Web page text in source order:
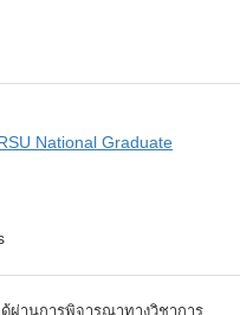
National Graduate
ผ่านการพิจารณาทางวิชาการ